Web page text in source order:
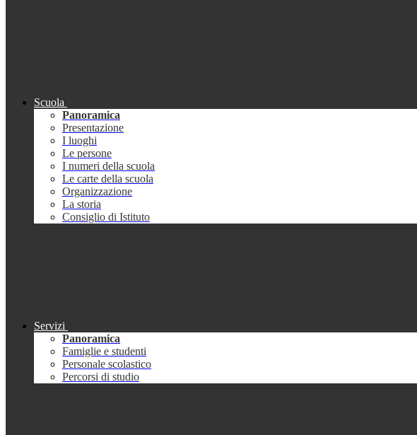
Scuola
Panoramica
Presentazione
I luoghi
Le persone
I numeri della scuola
Le carte della scuola
Organizzazione
La storia
Consiglio di Istituto
Servizi
Panoramica
Famiglie e studenti
Personale scolastico
Percorsi di studio